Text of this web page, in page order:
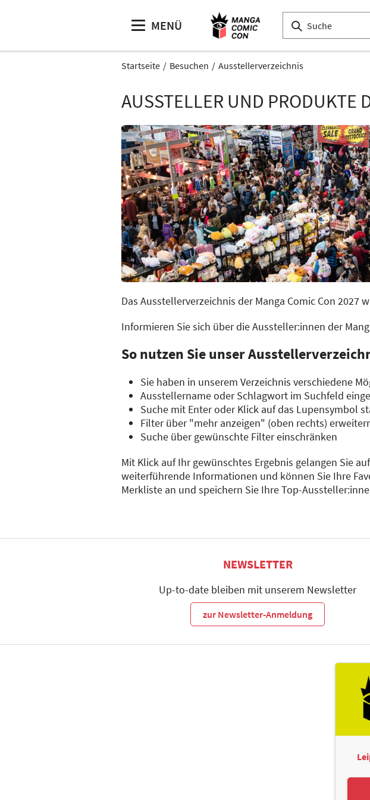
MENÜ
Startseite Besuchen Ausstellerverzeichnis
AUSSTELLER UND PRODUKTE
Das Ausstellerverzeichnis der Manga Comic Con 2027
Informieren Sie sich über die Aussteller:innen der
So nutzen Sie unser
Sie haben in unserem Verzeichnis verschiedene
Ausstellername oder Schlagwort im Suchfeld
Suche mit Enter oder Klick auf das Lupensymbol
Filter über "mehr anzeigen" (oben rechts)
Suche über gewünschte Filter einschränken
Mit Klick auf Ihr gewünschtes Ergebnis gelangen Sie
weiterführende Informationen und können Sie Ihre
Merkliste an und speichern Sie Ihre Top-
NEWSLETTER
Up-to-date bleiben mit unserem Newsletter
zur Newsletter-Anmeldung